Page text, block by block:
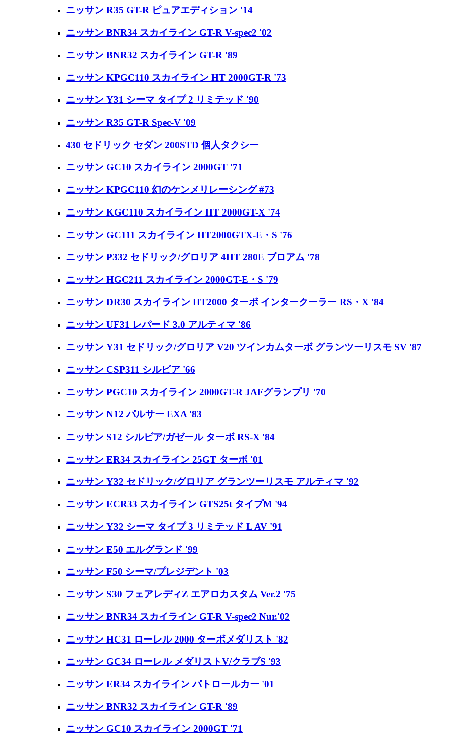
ニッサン R35 GT-R ピュアエディション '14
ニッサン BNR34 スカイライン GT-R V-spec2 '02
ニッサン BNR32 スカイライン GT-R '89
ニッサン KPGC110 スカイライン HT 2000GT-R '73
ニッサン Y31 シーマ タイプ 2 リミテッド '90
ニッサン R35 GT-R Spec-V '09
430 セドリック セダン 200STD 個人タクシー
ニッサン GC10 スカイライン 2000GT '71
ニッサン KPGC110 幻のケンメリレーシング #73
ニッサン KGC110 スカイライン HT 2000GT-X '74
ニッサン GC111 スカイライン HT2000GTX-E・S '76
ニッサン P332 セドリック/グロリア 4HT 280E ブロアム '78
ニッサン HGC211 スカイライン 2000GT-E・S '79
ニッサン DR30 スカイライン HT2000 ターボ インタークーラー RS・X '84
ニッサン UF31 レパード 3.0 アルティマ '86
ニッサン Y31 セドリック/グロリア V20 ツインカムターボ グランツーリスモ SV '87
ニッサン CSP311 シルビア '66
ニッサン PGC10 スカイライン 2000GT-R JAFグランプリ '70
ニッサン N12 パルサー EXA '83
ニッサン S12 シルビア/ガゼール ターボ RS-X '84
ニッサン ER34 スカイライン 25GT ターボ '01
ニッサン Y32 セドリック/グロリア グランツーリスモ アルティマ '92
ニッサン ECR33 スカイライン GTS25t タイプM '94
ニッサン Y32 シーマ タイプ 3 リミテッド L AV '91
ニッサン E50 エルグランド '99
ニッサン F50 シーマ/プレジデント '03
ニッサン S30 フェアレディZ エアロカスタム Ver.2 '75
ニッサン BNR34 スカイライン GT-R V-spec2 Nur.'02
ニッサン HC31 ローレル 2000 ターボメダリスト '82
ニッサン GC34 ローレル メダリストV/クラブS '93
ニッサン ER34 スカイライン パトロールカー '01
ニッサン BNR32 スカイライン GT-R '89
ニッサン GC10 スカイライン 2000GT '71